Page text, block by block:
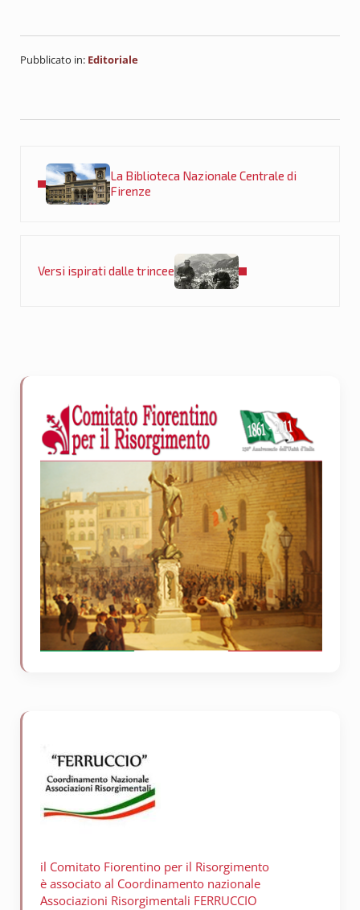
Pubblicato in: Editoriale
La Biblioteca Nazionale Centrale di
Firenze
Versi ispirati dalle trincee
Sidebar
il Comitato Fiorentino per il Risorgimento
è associato al Coordinamento nazionale
Associazioni Risorgimentali FERRUCCIO